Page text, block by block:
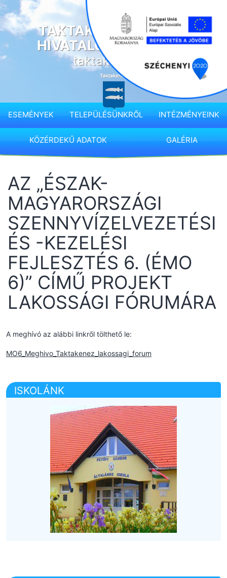
Ugrás
a
tartalomhozTAKTAKENÉZ KÖZSÉG
HIVATALOS HONLAPJA
taktakenez.hu
ESEMÉNYEK TELEPÜLÉSÜNKRŐL INTÉZMÉNYEINK
KÖZÉRDEKŰ ADATOK GALÉRIA
AZ „ÉSZAK-
MAGYARORSZÁGI
SZENNYVÍZELVEZETÉSI
ÉS -KEZELÉSI
FEJLESZTÉS 6. (ÉMO
6)” CÍMŰ PROJEKT
LAKOSSÁGI FÓRUMÁRA
A meghívó az alábbi linkről tölthető le:
MO6_Meghivo_Taktakenez_lakossagi_forum
ISKOLÁNK